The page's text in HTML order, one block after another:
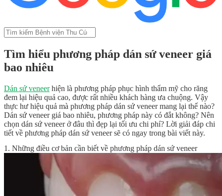
Tìm hiểu phương pháp dán sứ veneer giá
bao nhiêu
Dán sứ veneerhiện là phương pháp phục hình thẩm mỹ cho răng
đem lại hiệu quả cao, được rất nhiều khách hàng ưa chuộng. Vậy
thực hư hiệu quả mà phương pháp dán sứ veneer mang lại thế nào?
Dán sứ veneer giá bao nhiêu, phương pháp này có đắt không? Nên
chọn dán sứ veneer ở đâu thì đẹp lại tối ưu chi phí? Lời giải đáp chi
tiết về phương pháp dán sứ veneer sẽ có ngay trong bài viết này.
1. Những điều cơ bản cần biết về phương pháp dán sứ veneer